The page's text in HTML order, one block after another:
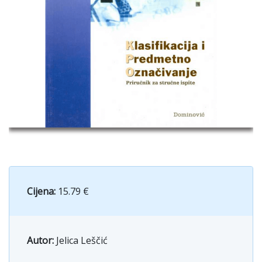
Cijena: 15.79 €
Autor: Jelica Leščić